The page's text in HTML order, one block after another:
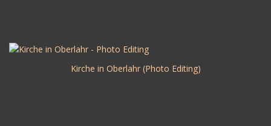
Kirche in Oberlahr (Photo Editing)